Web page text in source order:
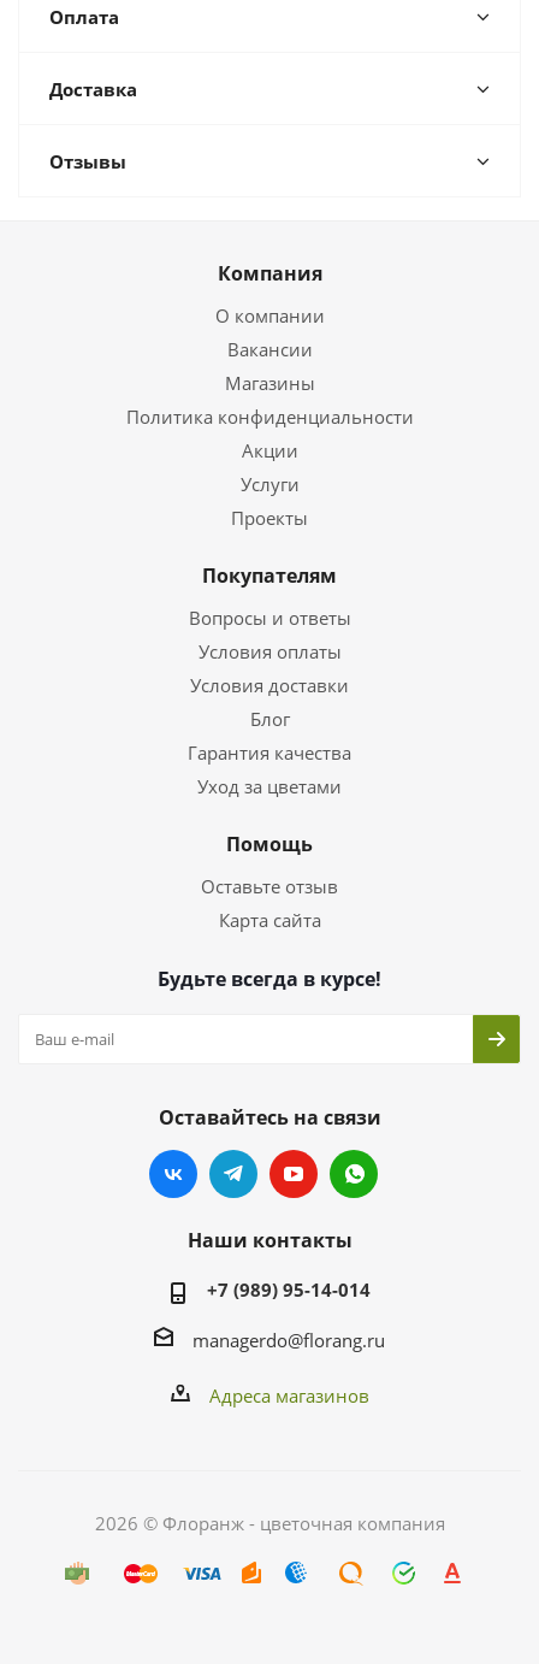
Оплата
Доставка
Отзывы
Компания
О компании
Вакансии
Магазины
Политика конфиденциальности
Акции
Услуги
Проекты
Покупателям
Вопросы и ответы
Условия оплаты
Условия доставки
Блог
Гарантия качества
Уход за цветами
Помощь
Оставьте отзыв
Карта сайта
Будьте всегда в курсе!
Оставайтесь на связи
Наши контакты
+7 (989) 95-14-014
managerdo@florang.ru
Адреса магазинов
2026 © Флоранж - цветочная компания